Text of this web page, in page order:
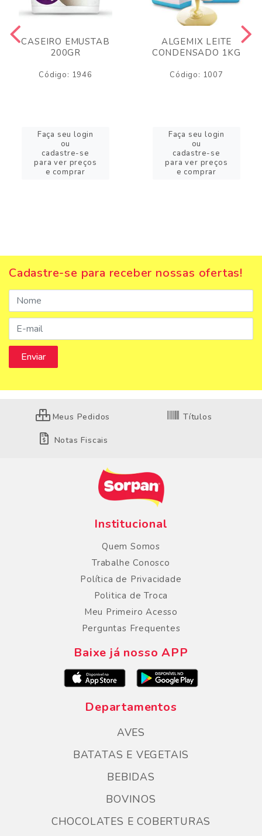
CASEIRO EMUSTAB
200GR
Código: 1946
Faça seu login
ou
cadastre-se
para ver preços
e comprar
ALGEMIX LEITE
CONDENSADO 1KG
Código: 1007
Faça seu login
ou
cadastre-se
para ver preços
e comprar
Cadastre-se para receber nossas ofertas!
Meus Pedidos Títulos
Notas Fiscais
Institucional
Quem Somos
Trabalhe Conosco
Política de Privacidade
Politica de Troca
Meu Primeiro Acesso
Perguntas Frequentes
Baixe já nosso APP
Departamentos
AVES
BATATAS E VEGETAIS
BEBIDAS
BOVINOS
CHOCOLATES E COBERTURAS